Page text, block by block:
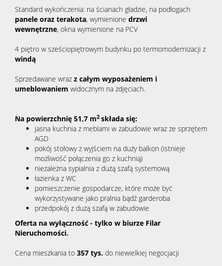
Standard wykończenia: na ścianach gładzie, na podłogach
panele oraz terakota, wymienione drzwi
wewnętrzne, okna wymienione na PCV
4 piętro w sześciopiętrowym budynku po termomodernizacji z
windą
Sprzedawane wraz z całym wyposażeniem i
umeblowaniem widocznym na zdjęciach.
Na powierzchnię 51,7 m2 składa się:
jasna kuchnia z meblami w zabudowie wraz ze sprzętem
AGD
pokój stołowy z wyjściem na duży balkon (istnieje
możliwość połączenia go z kuchnią)
niezależna sypialnia z dużą szafą systemową
łazienka z WC
pomieszczenie gospodarcze, które może być
wykorzystywane jako pralnia bądź garderoba
przedpokój z dużą szafą w zabudowie
Oferta na wyłączność - tylko w biurze Filar
Nieruchomości.
Cena mieszkania to 357 tys. do niewielkiej negocjacji